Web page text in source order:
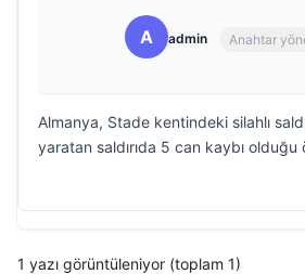
A admin Anahtar
Almanya, Stade kentindeki silahlı
yaratan saldırıda 5 can kaybı olduğu
1 yazı görüntüleniyor (toplam 1)